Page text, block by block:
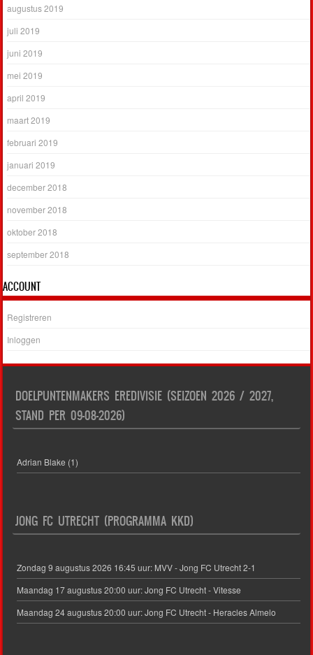
augustus 2019
juli 2019
juni 2019
mei 2019
april 2019
maart 2019
februari 2019
januari 2019
december 2018
november 2018
oktober 2018
september 2018
ACCOUNT
Registreren
Inloggen
DOELPUNTENMAKERS EREDIVISIE (SEIZOEN 2026 / 2027,
STAND PER 09-08-2026)
Adrian Blake (1)
JONG FC UTRECHT (PROGRAMMA KKD)
Zondag 9 augustus 2026 16:45 uur: MVV - Jong FC Utrecht 2-1
Maandag 17 augustus 20:00 uur: Jong FC Utrecht - Vitesse
Maandag 24 augustus 20:00 uur: Jong FC Utrecht - Heracles Almelo